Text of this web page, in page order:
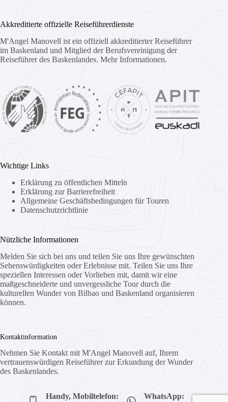
Akkreditierte offizielle Reiseführerdienste
M'Angel Manovell ist ein offiziell akkreditierter Reiseführer
im Baskenland und Mitglied der Berufsvereinigung der
Reiseführer des Baskenlandes. Mehr Informationen.
Wichtige Links
Erklärung zu öffentlichen Mitteln
Erklärung zur Barrierefreiheit
Allgemeine Geschäftsbedingungen für Touren
Datenschutzrichtlinie
Nützliche Informationen
Melden Sie sich bei uns und teilen Sie uns Ihre gewünschten
Sehenswürdigkeiten oder Erlebnisse mit. Teilen Sie uns Ihre
speziellen Interessen oder Vorlieben mit, damit wir eine
maßgeschneiderte und unvergessliche Tour durch die
kulturellen Wunder von Bilbao und Baskenland organisieren
können.
Kontaktinformation
Nehmen Sie Kontakt mit M'Angel Manovell auf, Ihrem
vertrauenswürdigen Reiseführer zur Erkundung der Wunder
des Baskenlandes.
Handy, Mobiltelefon:
WhatsApp: